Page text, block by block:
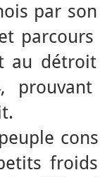
par
au